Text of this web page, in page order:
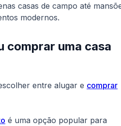
casas de campo até
modernos.
comprar uma casa
entre alugar e comprar
é uma opção popular para